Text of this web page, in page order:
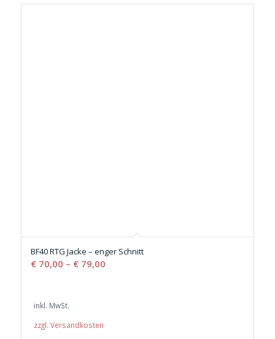
BF40 RTG Jacke – enger Schnitt
€70,00 – €79,00
inkl. MwSt.
zzgl. Versandkosten